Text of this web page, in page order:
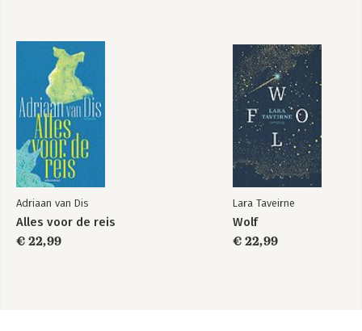
Adriaan van Dis
Alles voor de reis
€ 22,99
Lara Taveirne
Wolf
€ 22,99